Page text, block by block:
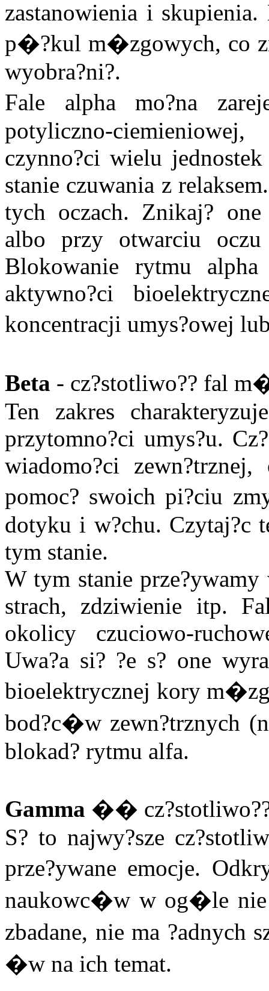
zastanowienia i
p�?kul m�zgowych, co
wyobra?ni?.
Fale alpha mo?na
potyliczno-
czynno?ci wielu
stanie czuwania z
tych oczach. Znikaj? one
albo przy otwarciu
Blokowanie rytmu alpha
aktywno?ci
koncentracji umys?owej
Beta - cz?stotliwo?? fal
Ten zakres
przytomno?ci umys?u.
wiadomo?ci
pomoc? swoich pi?ciu
dotyku i w?chu. Czytaj?c
tym stanie.
W tym stanie prze?ywamy
strach, zdziwienie itp.
okolicy czuciowo-
Uwa?a si? ?e s? one
bioelektrycznej kory
bod?c�w zewn?trznych
blokad? rytmu alfa.
Gamma ��
S? to najwy?sze
prze?ywane emocje.
naukowc�w w og�le nie
zbadane, nie ma ?adnych
�w na ich temat.